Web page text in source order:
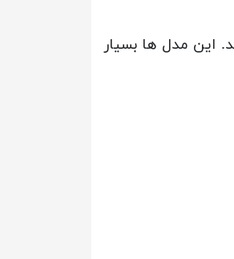
مناسب هستند. این مدل ها بسیار